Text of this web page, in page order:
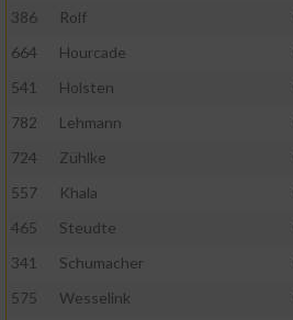
386
Rolf
664
Hourcade
541
Holsten
782
Lehmann
724
Zühlke
557
Khala
465
Steudte
341
Schumacher
575
Wesselink